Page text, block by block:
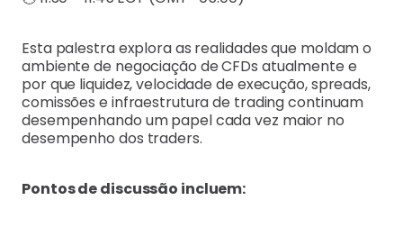
Esta palestra explora as realidades que moldam o
ambiente de negociação de CFDs atualmente e
por que liquidez, velocidade de execução, spreads,
comissões e infraestrutura de trading continuam
desempenhando um papel cada vez maior no
desempenho dos traders.
Pontos de discussão incluem: